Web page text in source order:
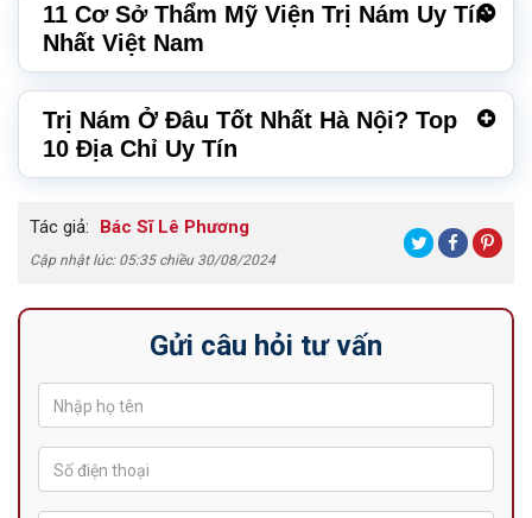
11 Cơ Sở Thẩm Mỹ Viện Trị Nám Uy Tín
Nhất Việt Nam
Trị Nám Ở Đâu Tốt Nhất Hà Nội? Top
10 Địa Chỉ Uy Tín
Tác giả: Bác Sĩ Lê Phương
Cập nhật lúc: 05:35 chiều 30/08/2024
Gửi câu hỏi tư vấn